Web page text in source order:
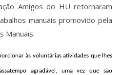
Amigos do HU retornaram
manuais promovido pela
Manuais.
às voluntárias atividades que lhes
agradável, uma vez que são